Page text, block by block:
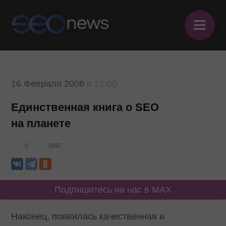
≡
16 Февраля 2006
Единственная книга о SEO
на планете
0 3897
Подпишитесь на нас в MAX
Наконец, появилась качественная и